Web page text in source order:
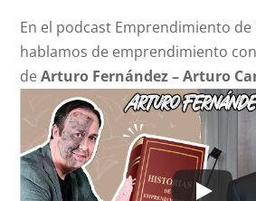
En el podcast Emprendimiento
hablamos de emprendimiento
deArturo Fernández – Arturo